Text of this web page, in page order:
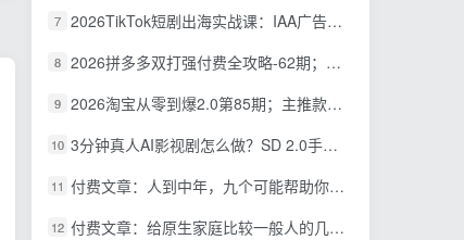
掌握100个实用剪辑方法，让你的视频加速上热门 忠余网创《百战奇略》第二法：零基础带你识破赚钱项目共生
7 2026TikTok短剧出海实战课：IAA广告分账×IAP付费变现×账号搭建×平台规则×双轨爆发×回款全流程
8 2026拼多多双打强付费全攻略-62期；成本推广加托管双剑合璧，系统讲解7种付费玩法优劣势与选择策略
9 2026淘宝从零到爆2.0第85期；主推款五项高权重初始设置，改销量评晒秒单快速破零积累基础权重
10 3分钟真人AI影视剧怎么做？SD 2.0手把手完整制作流程｜Higgsfield 14天SD 2.0/2.5无限生成
11 付费文章：人到中年，九个可能帮助你延长寿命的习惯
12 付费文章：给原生家庭比较一般人的几点建议，打破阶层局限，实现个人与家族代际向上跃升